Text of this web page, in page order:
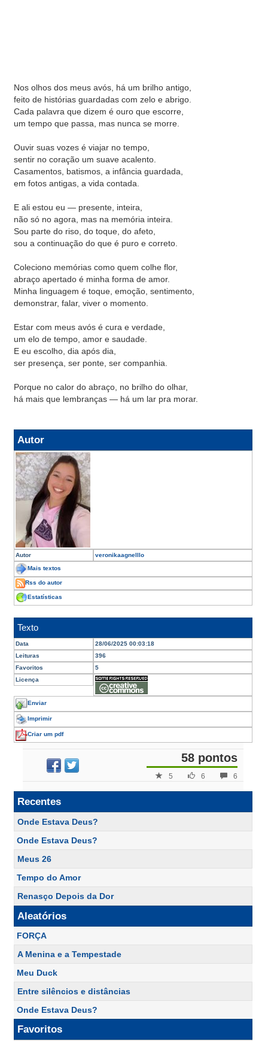
Nos olhos dos meus avós, há um brilho antigo,
feito de histórias guardadas com zelo e abrigo.
Cada palavra que dizem é ouro que escorre,
um tempo que passa, mas nunca se morre.
Ouvir suas vozes é viajar no tempo,
sentir no coração um suave acalento.
Casamentos, batismos, a infância guardada,
em fotos antigas, a vida contada.
E ali estou eu — presente, inteira,
não só no agora, mas na memória inteira.
Sou parte do riso, do toque, do afeto,
sou a continuação do que é puro e correto.
Coleciono memórias como quem colhe flor,
abraço apertado é minha forma de amor.
Minha linguagem é toque, emoção, sentimento,
demonstrar, falar, viver o momento.
Estar com meus avós é cura e verdade,
um elo de tempo, amor e saudade.
E eu escolho, dia após dia,
ser presença, ser ponte, ser companhia.
Porque no calor do abraço, no brilho do olhar,
há mais que lembranças — há um lar pra morar.
Autor
Autor veronikaagnelllo
Mais textos
Rss do autor
Estatísticas
Texto
Data
28/06/2025 00:03:18
Leituras
396
Favoritos
5
Licença
Enviar
Imprimir
Criar um pdf
58 pontos
6
6
5
Recentes
Onde Estava Deus?
Onde Estava Deus?
Meus 26
Tempo do Amor
Renasço Depois da Dor
Aleatórios
FORÇA
A Menina e a Tempestade
Meu Duck
Entre silêncios e distâncias
Onde Estava Deus?
Favoritos